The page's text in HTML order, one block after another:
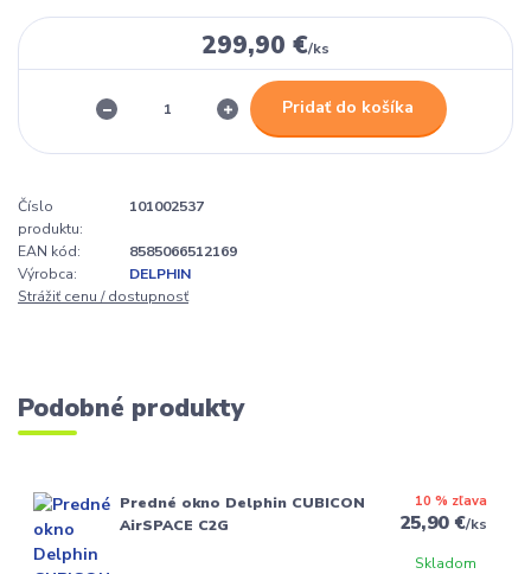
299,90 €/ks
Pridať do košíka
Číslo
produktu:
101002537
EAN kód:
8585066512169
Výrobca:
DELPHIN
Strážiť cenu / dostupnosť
Podobné produkty
Predné okno Delphin CUBICON
AirSPACE C2G
10 % zľava
25,90 €/ks
Skladom